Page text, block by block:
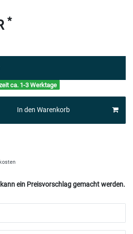
*
ca. 1-3 Werktage
In den Warenkorb
ein Preisvorschlag gemacht werden.